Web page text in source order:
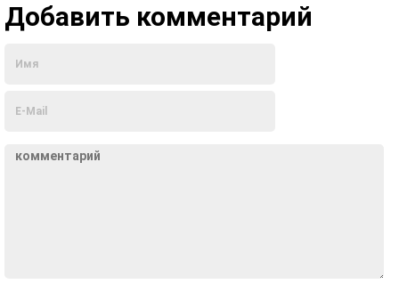
Добавить комментарий